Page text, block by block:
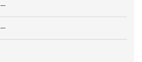
－
－